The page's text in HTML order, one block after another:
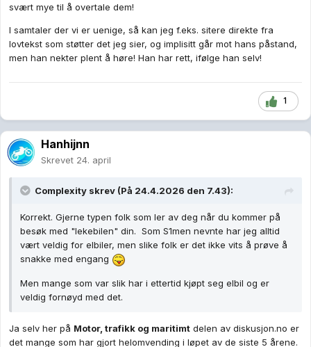
svært mye til å overtale dem!
I samtaler der vi er uenige, så kan jeg f.eks. sitere direkte fra
lovtekst som støtter det jeg sier, og implisitt går mot hans påstand,
men han nekter plent å høre! Han har rett, ifølge han selv!
1
Hanhijnn
Skrevet 24. april
Complexity skrev (På 24.4.2026 den 7.43):
Korrekt. Gjerne typen folk som ler av deg når du kommer på
besøk med "lekebilen" din. Som S1men nevnte har jeg alltid
vært veldig for elbiler, men slike folk er det ikke vits å prøve å
snakke med engang
Men mange som var slik har i ettertid kjøpt seg elbil og er
veldig fornøyd med det.
Ja selv her på Motor, trafikk og maritimt delen av diskusjon.no er
det mange som har gjort helomvending i løpet av de siste 5 årene.